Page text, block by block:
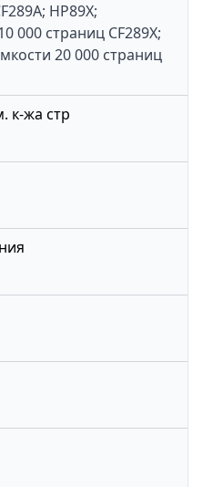
HP89X;
000 страниц CF289X;
20 000 страниц
к-жа стр